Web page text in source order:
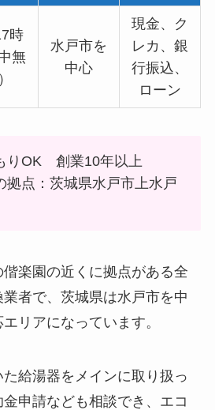
時
無
水戸市を
中心
現金、ク
レカ、銀
行振込、
ローン
りOK 創業10年以上
拠点：茨城県水戸市上水戸
楽園の近くに拠点がある全
者で、茨城県は水戸市を中
リアになっています。
給湯器をメインに取り扱っ
申請なども相談でき、エコ